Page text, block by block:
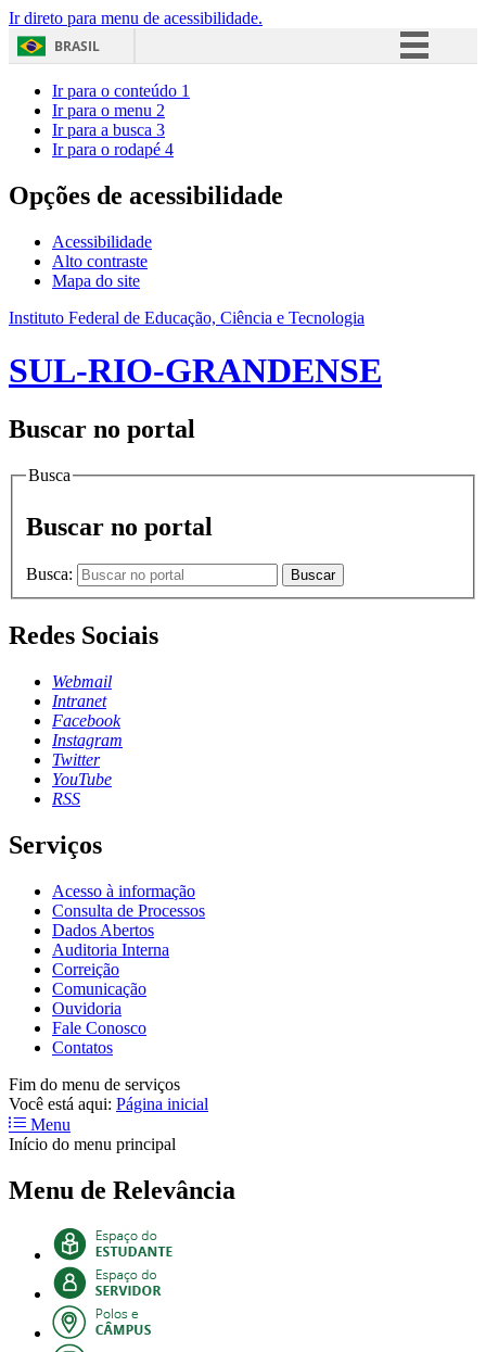
Ir direto para menu de acessibilidade.
BRASIL
Acesso à informação
Ir para o conteúdo 1
Ir para o menu 2
Ir para a busca 3
Ir para o rodapé 4
Opções de acessibilidade
Acessibilidade
Alto contraste
Mapa do site
Instituto Federal de Educação, Ciência e Tecnologia
SUL-RIO-GRANDENSE
Buscar no portal
Busca
Buscar no portal
Busca: Buscar
Redes Sociais
Webmail
Intranet
Facebook
Instagram
Twitter
YouTube
RSS
Serviços
Acesso à informação
Consulta de Processos
Dados Abertos
Auditoria Interna
Correição
Comunicação
Ouvidoria
Fale Conosco
Contatos
Fim do menu de serviços
Você está aqui: Página inicial
Menu
Início do menu principal
Menu de Relevância